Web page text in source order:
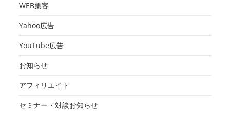
WEB集客
Yahoo広告
YouTube広告
お知らせ
アフィリエイト
セミナー・対談お知らせ